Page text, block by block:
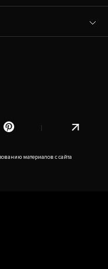
материалов с сайта